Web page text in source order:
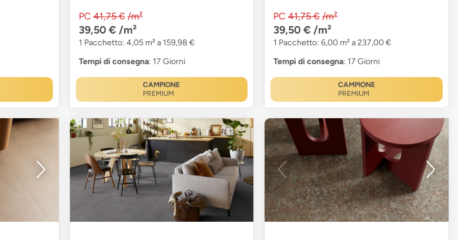
PC 41,75 € /m²
39,50 € /m²
1 Pacchetto: 4,05 m² a 159,98 €
Tempi di consegna: 17 Giorni
CAMPIONE
PREMIUM
PC 41,75 € /m²
39,50 € /m²
1 Pacchetto: 6,00 m² a 237,00 €
Tempi di consegna: 17 Giorni
CAMPIONE
PREMIUM